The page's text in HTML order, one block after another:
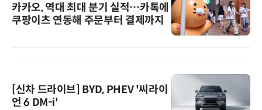
카카오, 역대 최대 분기 실적…카톡에
쿠팡이츠 연동해 주문부터 결제까지
[신차 드라이브] BYD, PHEV '씨라이
언 6 DM-i'